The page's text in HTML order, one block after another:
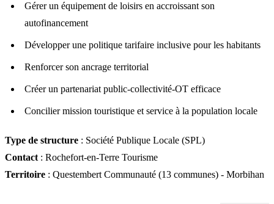
Gérer un équipement de loisirs en accroissant son
autofinancement
Développer une politique tarifaire inclusive pour les habitants
Renforcer son ancrage territorial
Créer un partenariat public-collectivité-OT efficace
Concilier mission touristique et service à la population locale
Type de structure : Société Publique Locale (SPL)
Contact : Rochefort-en-Terre Tourisme
Territoire : Questembert Communauté (13 communes) - Morbihan